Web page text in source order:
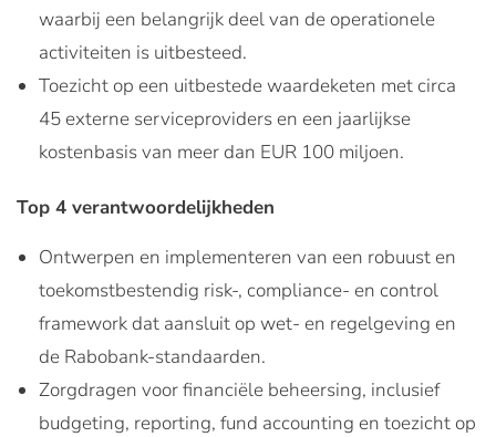
waarbij een belangrijk deel van de operationele
activiteiten is uitbesteed.
Toezicht op een uitbestede waardeketen met circa
45 externe serviceproviders en een jaarlijkse
kostenbasis van meer dan EUR 100 miljoen.
Top 4 verantwoordelijkheden
Ontwerpen en implementeren van een robuust en
toekomstbestendig risk-, compliance- en control
framework dat aansluit op wet- en regelgeving en
de Rabobank-standaarden.
Zorgdragen voor financiële beheersing, inclusief
budgeting, reporting, fund accounting en toezicht op